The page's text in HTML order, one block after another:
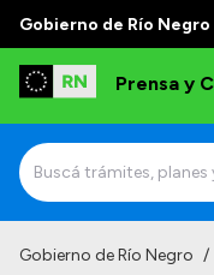
Gobierno de Río Negro
Prensa y
Gobierno de Río Negro /